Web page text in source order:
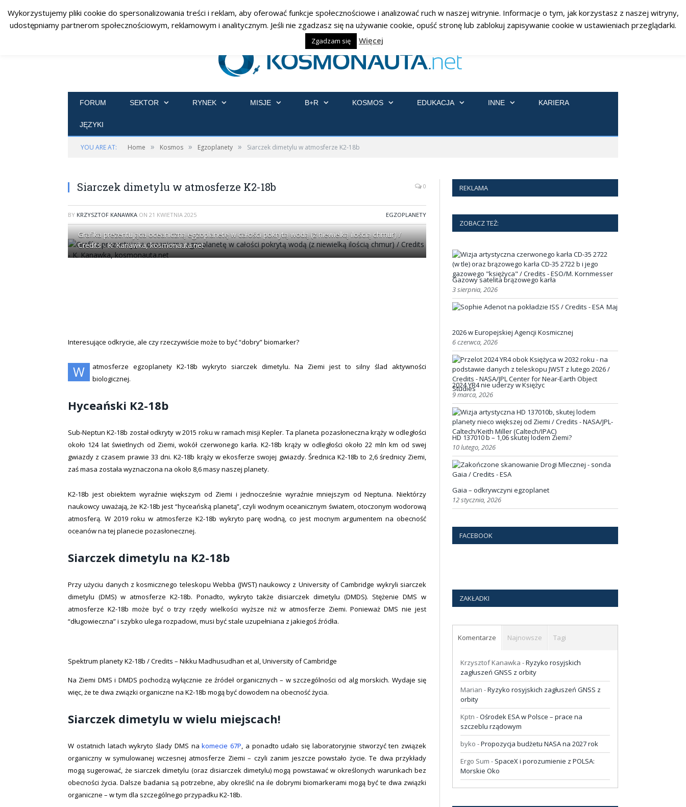
RSS Facebook
Twitter
FORUM SEKTOR RYNEK MISJE B+R KOSMOS EDUKACJA INNE KARIERA
JĘZYKI
YOU ARE AT: Home » Kosmos » Egzoplanety » Siarczek dimetylu w atmosferze K2-18b
Siarczek dimetylu w atmosferze K2-18b 0
BY KRZYSZTOF KANAWKA ON 21 KWIETNIA 2025 EGZOPLANETY
Grafika prezentująca oceaniczną egzoplanetę w całości pokrytą wodą (z niewielką ilością chmur) /
Credits - K. Kanawka, kosmonauta.net
Interesujące odkrycie, ale czy rzeczywiście może to być “dobry” biomarker?
W
atmosferze egzoplanety K2-18b wykryto siarczek dimetylu. Na Ziemi jest to silny ślad aktywności
biologicznej.
Hyceański K2-18b
Sub-Neptun K2-18b został odkryty w 2015 roku w ramach misji Kepler. Ta planeta pozasłoneczna krąży w odległości
około 124 lat świetlnych od Ziemi, wokół czerwonego karła. K2-18b krąży w odległości około 22 mln km od swej
gwiazdy z czasem prawie 33 dni. K2-18b krąży w ekosferze swojej gwiazdy. Średnica K2-18b to 2,6 średnicy Ziemi,
zaś masa została wyznaczona na około 8,6 masy naszej planety.
K2-18b jest obiektem wyraźnie większym od Ziemi i jednocześnie wyraźnie mniejszym od Neptuna. Niektórzy
naukowcy uważają, że K2-18b jest “hyceańską planetą”, czyli wodnym oceanicznym światem, otoczonym wodorową
atmosferą. W 2019 roku w atmosferze K2-18b wykryto parę wodną, co jest mocnym argumentem na obecność
oceanów na tej planecie pozasłonecznej.
Siarczek dimetylu na K2-18b
Przy użyciu danych z kosmicznego teleskopu Webba (JWST) naukowcy z University of Cambridge wykryli siarczek
dimetylu (DMS) w atmosferze K2-18b. Ponadto, wykryto także disiarczek dimetylu (DMDS). Stężenie DMS w
atmosferze K2-18b może być o trzy rzędy wielkości wyższe niż w atmosferze Ziemi. Ponieważ DMS nie jest
“długowieczna” i szybko ulega rozpadowi, musi być stale uzupełniana z jakiegoś źródła.
Spektrum planety K2-18b / Credits – Nikku Madhusudhan et al, University of Cambridge
Na Ziemi DMS i DMDS pochodzą wyłącznie ze źródeł organicznych – w szczególności od alg morskich. Wydaje się
więc, że te dwa związki organiczne na K2-18b mogą być dowodem na obecność życia.
Siarczek dimetylu w wielu miejscach!
W ostatnich latach wykryto ślady DMS nakomecie 67P, a ponadto udało się laboratoryjnie stworzyć ten związek
organiczny w symulowanej wczesnej atmosferze Ziemi – czyli zanim jeszcze powstało życie. Te dwa przykłady
mogą sugerować, że siarczek dimetylu (oraz disiarczek dimetylu) mogą powstawać w określonych warunkach bez
obecności życia. Dalsze badania są potrzebne, aby określić na ile dobrymi biomarkerami mogą być te dwa związki
organiczne – w tym dla szczególnego przypadku K2-18b.
REKLAMA
ZOBACZ TEŻ:
Gazowy satelita brązowego karła
3 sierpnia, 2026
Maj
2026 w Europejskiej Agencji Kosmicznej
6 czerwca, 2026
2024 YR4 nie uderzy w Księżyc
9 marca, 2026
HD 137010 b – 1,06 skutej lodem Ziemi?
10 lutego, 2026
Gaia – odkrywczyni egzoplanet
12 stycznia, 2026
FACEBOOK
ZAKŁADKI
Komentarze Najnowsze Tagi
Krzysztof Kanawka -Ryzyko rosyjskich
zagłuszeń GNSS z orbity
Marian -Ryzyko rosyjskich zagłuszeń GNSS z
orbity
Kptn -Ośrodek ESA w Polsce – prace na
szczeblu rządowym
byko -Propozycja budżetu NASA na 2027 rok
Ergo Sum - SpaceX i porozumienie z POLSA:
Morskie Oko
Wykorzystujemy pliki cookie do spersonalizowania treści i reklam, aby oferować funkcje społecznościowe i analizować ruch w naszej witrynie. Informacje o tym, jak korzystasz z naszej witryny,
udostępniamy partnerom społecznościowym, reklamowym i analitycznym. Jeśli nie zgadzasz się na używanie cookie, opuść stronę lub zablokuj zapisywanie cookie w ustawieniach przeglądarki.
Zgadzam się Więcej